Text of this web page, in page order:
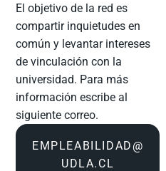
El objetivo de la red es
compartir inquietudes en
común y levantar intereses
de vinculación con la
universidad. Para más
información escribe al
siguiente correo.
EMPLEABILIDAD@
UDLA.CL